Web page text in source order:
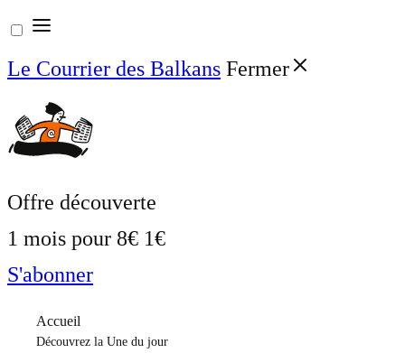
Aller
au
contenu
Le Courrier des Balkans Fermer
Offre découverte
1 mois pour 8€ 1€
S'abonner
Accueil
Découvrez la Une du jour